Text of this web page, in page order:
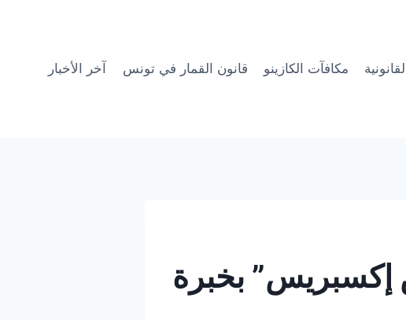
مكافآت الكازينو قانون القمار في تونس آخر الأخبار
بخبرة